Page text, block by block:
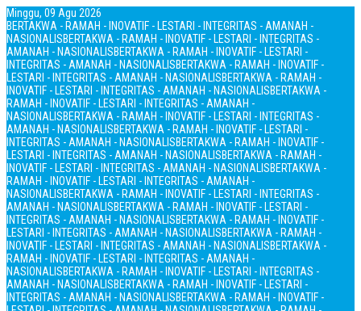
Minggu, 09 Agu 2026
BERTAKWA - RAMAH - INOVATIF - LESTARI - INTEGRITAS - AMANAH -
NASIONALISBERTAKWA - RAMAH - INOVATIF - LESTARI - INTEGRITAS -
AMANAH - NASIONALISBERTAKWA - RAMAH - INOVATIF - LESTARI -
INTEGRITAS - AMANAH - NASIONALISBERTAKWA - RAMAH - INOVATIF -
LESTARI - INTEGRITAS - AMANAH - NASIONALISBERTAKWA - RAMAH -
INOVATIF - LESTARI - INTEGRITAS - AMANAH - NASIONALISBERTAKWA -
RAMAH - INOVATIF - LESTARI - INTEGRITAS - AMANAH -
NASIONALISBERTAKWA - RAMAH - INOVATIF - LESTARI - INTEGRITAS -
AMANAH - NASIONALISBERTAKWA - RAMAH - INOVATIF - LESTARI -
INTEGRITAS - AMANAH - NASIONALISBERTAKWA - RAMAH - INOVATIF -
LESTARI - INTEGRITAS - AMANAH - NASIONALISBERTAKWA - RAMAH -
INOVATIF - LESTARI - INTEGRITAS - AMANAH - NASIONALISBERTAKWA -
RAMAH - INOVATIF - LESTARI - INTEGRITAS - AMANAH -
NASIONALISBERTAKWA - RAMAH - INOVATIF - LESTARI - INTEGRITAS -
AMANAH - NASIONALISBERTAKWA - RAMAH - INOVATIF - LESTARI -
INTEGRITAS - AMANAH - NASIONALISBERTAKWA - RAMAH - INOVATIF -
LESTARI - INTEGRITAS - AMANAH - NASIONALISBERTAKWA - RAMAH -
INOVATIF - LESTARI - INTEGRITAS - AMANAH - NASIONALISBERTAKWA -
RAMAH - INOVATIF - LESTARI - INTEGRITAS - AMANAH -
NASIONALISBERTAKWA - RAMAH - INOVATIF - LESTARI - INTEGRITAS -
AMANAH - NASIONALISBERTAKWA - RAMAH - INOVATIF - LESTARI -
INTEGRITAS - AMANAH - NASIONALISBERTAKWA - RAMAH - INOVATIF -